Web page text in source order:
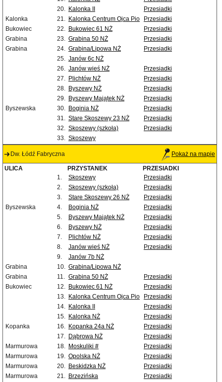
20. Kalonka II
Przesiadki
Kalonka
21. Kalonka Centrum Ojca Pio
Przesiadki
Bukowiec
22. Bukowiec 61 NŻ
Przesiadki
Grabina
23. Grabina 50 NŻ
Przesiadki
Grabina
24. Grabina/Lipowa NŻ
Przesiadki
25. Janów 6c NŻ
26. Janów wieś NŻ
Przesiadki
27. Plichtów NŻ
Przesiadki
28. Byszewy NŻ
Przesiadki
29. Byszewy Majątek NŻ
Przesiadki
Byszewska
30. Boginia NŻ
Przesiadki
31. Stare Skoszewy 23 NŻ
Przesiadki
32. Skoszewy (szkoła)
Przesiadki
33. Skoszewy
Dw. Łódź Fabryczna Pokaż na mapie
ULICA PRZYSTANEK
PRZESIADKI
1.
Skoszewy
Przesiadki
2.
Skoszewy (szkoła)
Przesiadki
3.
Stare Skoszewy 26 NŻ
Przesiadki
Byszewska
4. Boginia NŻ
Przesiadki
5.
Byszewy Majątek NŻ
Przesiadki
6.
Byszewy NŻ
Przesiadki
7.
Plichtów NŻ
Przesiadki
8.
Janów wieś NŻ
Przesiadki
9.
Janów 7b NŻ
Grabina
10. Grabina/Lipowa NŻ
Grabina
11. Grabina 50 NŻ
Przesiadki
Bukowiec
12. Bukowiec 61 NŻ
Przesiadki
13. Kalonka Centrum Ojca Pio
Przesiadki
14. Kalonka II
Przesiadki
15. Kalonka NŻ
Przesiadki
Kopanka
16. Kopanka 24a NŻ
Przesiadki
17. Dąbrowa NŻ
Przesiadki
Marmurowa
18. Moskuliki #
Przesiadki
Marmurowa
19. Opolska NŻ
Przesiadki
Marmurowa
20. Beskidzka NŻ
Przesiadki
Marmurowa
21. Brzezińska
Przesiadki